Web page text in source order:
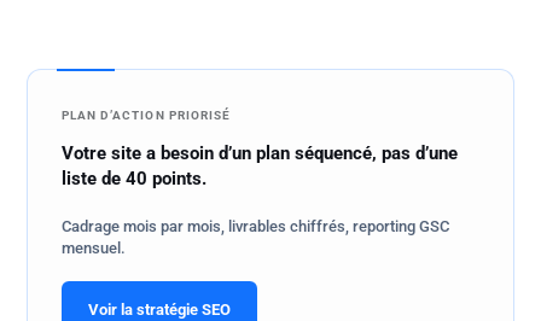
PLAN D’ACTION PRIORISÉ
Votre site a besoin d’un plan séquencé, pas d’une
liste de 40 points.
Cadrage mois par mois, livrables chiffrés, reporting GSC
mensuel.
Voir la stratégie SEO